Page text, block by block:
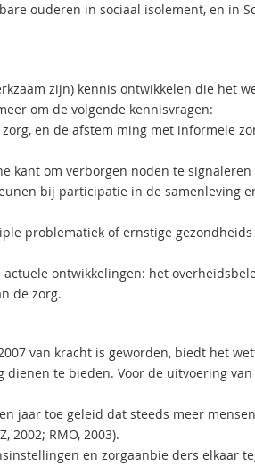
ouderen in sociaal isolement, en in
zijn) kennis ontwikkelen die het
om de volgende kennisvragen:
en de afstem­ ming met informele
kant om verborgen noden te
bij participatie in de samenleving
problematiek of ernstige
ontwikkelingen: het
de zorg.
van kracht is geworden, biedt het
te bieden. Voor de uitvoering
jaar toe geleid dat steeds meer
2002; RMO, 2003).
en zorgaanbie­ ders elkaar